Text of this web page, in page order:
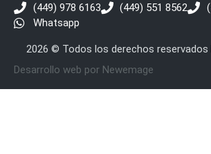
(449) 978 6163 (449) 551 8562
Whatsapp
2026 © Todos los derechos reservados
Desarrollo web por Newemage